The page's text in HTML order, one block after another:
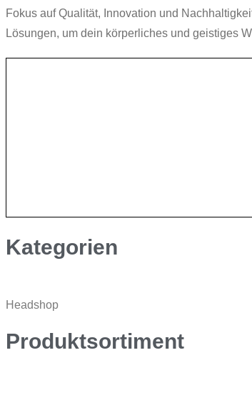
Fokus auf Qualität, Innovation und
Lösungen, um dein körperliches und geistiges
Kategorien
Headshop
Produktsortiment